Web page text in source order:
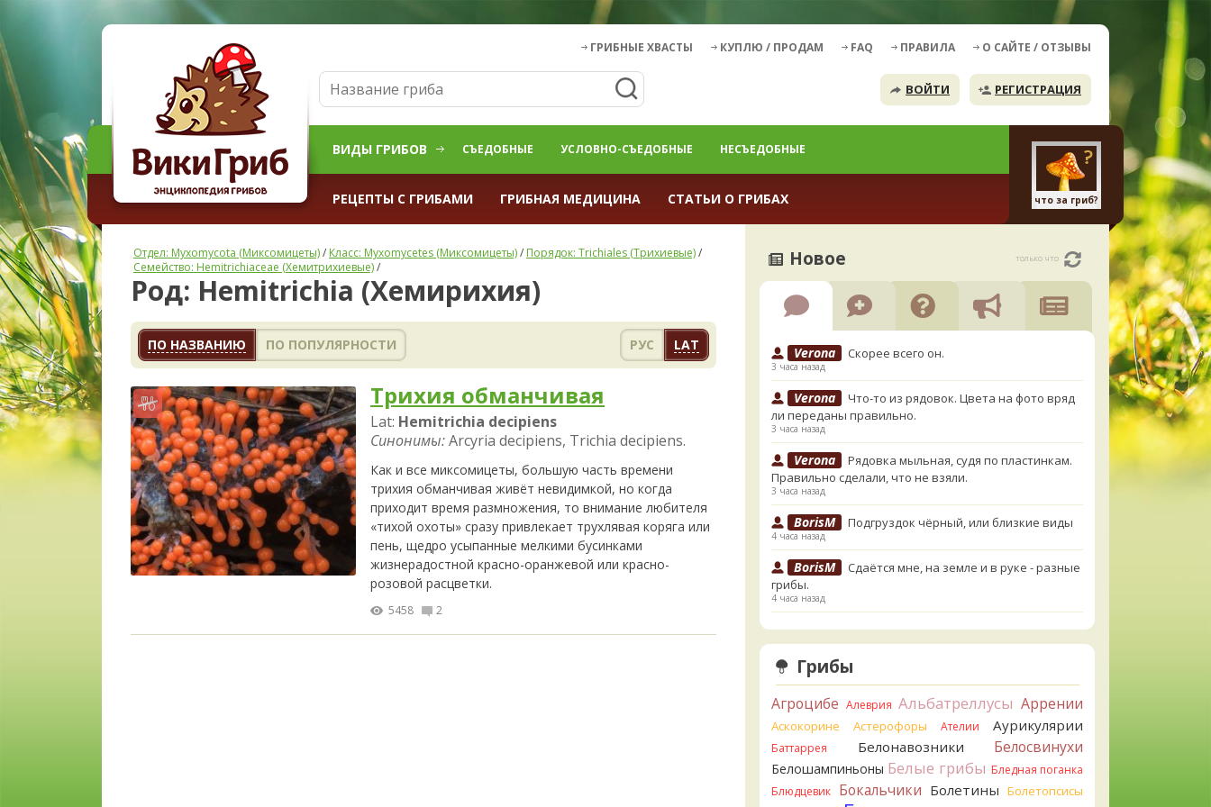
ГРИБНЫЕ ХВАСТЫ КУПЛЮ / ПРОДАМ FAQ ПРАВИЛА О САЙТЕ / ОТЗЫВЫ
ВОЙТИ РЕГИСТРАЦИЯ
ВИДЫ ГРИБОВ СЪЕДОБНЫЕ УСЛОВНО-СЪЕДОБНЫЕ НЕСЪЕДОБНЫЕ
РЕЦЕПТЫ С ГРИБАМИ ГРИБНАЯ МЕДИЦИНА СТАТЬИ О ГРИБАХ что за гриб?
Отдел: Myxomycota (Миксомицеты)/ Класс: Myxomycetes (Миксомицеты)/ Порядок: Trichiales (Трихиевые)/
Семейство: Hemitrichiaceae (Хемитрихиевые)/
Род: Hemitrichia (Хемирихия)
ПО НАЗВАНИЮ ПО ПОПУЛЯРНОСТИ РУС LAT
Трихия обманчивая
Lat: Hemitrichia decipiens
Синонимы:Arcyria decipiens, Trichia decipiens.
Как и все миксомицеты, большую часть времени
трихия обманчивая живёт невидимкой, но когда
приходит время размножения, то внимание любителя
«тихой охоты» сразу привлекает трухлявая коряга или
пень, щедро усыпанные мелкими бусинками
жизнерадостной красно-оранжевой или красно-
розовой расцветки.
5458 2
Новое только что
Verona Скорее всего он.
3 часа назад
Verona
Что-то из рядовок. Цвета на фото вряд
ли переданы правильно.
3 часа назад
Verona
Рядовка мыльная, судя по пластинкам.
Правильно сделали, что не взяли.
3 часа назад
BorisM Подгруздок чёрный, или близкие виды
4 часа назад
BorisM
Сдаётся мне, на земле и в руке - разные
грибы.
4 часа назад
Кирилл
Вони не было, но вода и гриб при варке
начали желтеть. Выкинул. Большое спасибо.
5 часов назад
Кирилл
5 часов назад
Tatiana_A
Да. Но они не все безоговорочно
съедобны.
6 часов назад
Tatiana_A
В следующий раз вырвите его
Грибы
Агроцибе Алеврия Альбатреллусы Аррении
Аскокорине Астерофоры Ателии Аурикулярии
Баттаррея Белонавозники Белосвинухи
Белошампиньоны Белые грибы Бледная поганка
Блюдцевик
Бокальчики Болетины Болетопсисы